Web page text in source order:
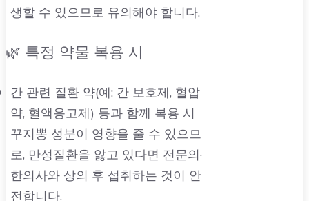
생할 수 있으므로 유의해야 합니다.
🌿 특정 약물 복용 시
간 관련 질환 약(예: 간 보호제, 혈압
약, 혈액응고제) 등과 함께 복용 시
꾸지뽕 성분이 영향을 줄 수 있으므
로, 만성질환을 앓고 있다면 전문의·
한의사와 상의 후 섭취하는 것이 안
전합니다.